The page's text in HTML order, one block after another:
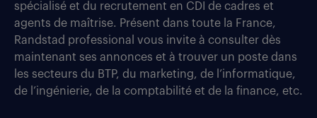
spécialisé et du recrutement en CDI de cadres et
agents de maîtrise. Présent dans toute la France,
Randstad professional vous invite à consulter dès
maintenant ses annonces et à trouver un poste dans
les secteurs du BTP, du marketing, de l’informatique,
de l’ingénierie, de la comptabilité et de la finance, etc.